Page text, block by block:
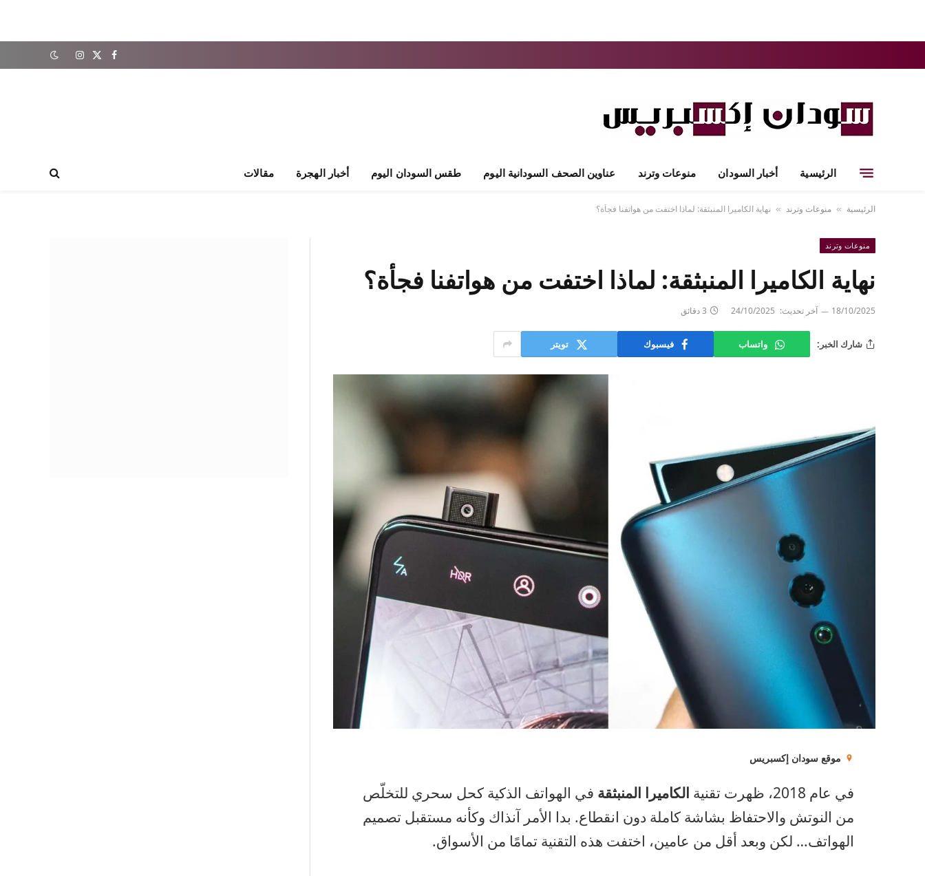
فيسبوك
X
الانستغرام
الرئيسية أخبار السودان منوعات وترند عناوين الصحف السودانية اليوم طقس السودان اليوم أخبار الهجرة مقالات
الرئيسية » منوعات وترند » نهاية الكاميرا المنبثقة: لماذا اختفت من هواتفنا فجأة؟
منوعات وترند
نهاية الكاميرا المنبثقة: لماذا اختفت من هواتفنا فجأة؟
18/10/2025 آخر تحديث: 24/10/2025 3 دقائق
شارك الخبر: واتساب فيسبوك تويتر
موقع سودان إكسبريس
في عام 2018، ظهرت تقنية الكاميرا المنبثقة في الهواتف الذكية كحل سحري للتخلّص
من النوتش والاحتفاظ بشاشة كاملة دون انقطاع. بدا الأمر آنذاك وكأنه مستقبل تصميم
الهواتف… لكن وبعد أقل من عامين، اختفت هذه التقنية تمامًا من الأسواق.